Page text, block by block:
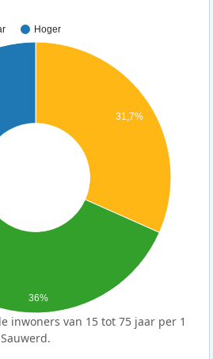
Hoger
31,7%
36%
inwoners van 15 tot 75 jaar per 1